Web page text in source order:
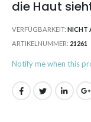
die Haut
VERFÜGBARKEIT: NICHT
ARTIKELNUMMER 21261
Notify me when this